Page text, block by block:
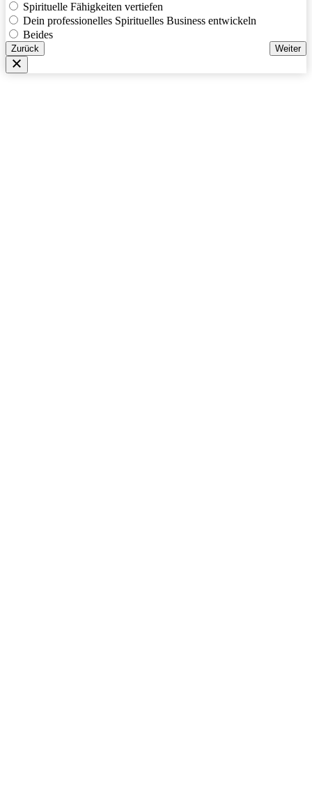
Spirituelle Fähigkeiten vertiefen
Dein professionelles Spirituelles Business entwickeln
Beides
Zurück Weiter